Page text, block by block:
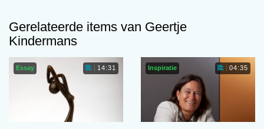
Gerelateerde items van Geertje
Kindermans
Essay 14:31 Inspiratie 04:35